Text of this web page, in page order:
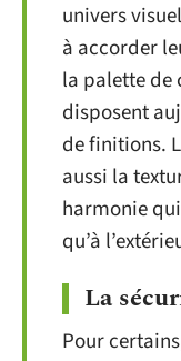
univers
à accorder
la palette de
disposent
de finitions.
aussi la
harmonie
qu’à
La
Pour